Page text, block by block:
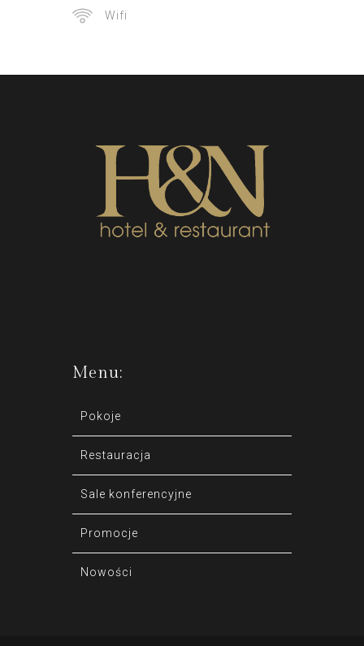
Wifi
Menu:
Pokoje
Restauracja
Sale konferencyjne
Promocje
Nowości